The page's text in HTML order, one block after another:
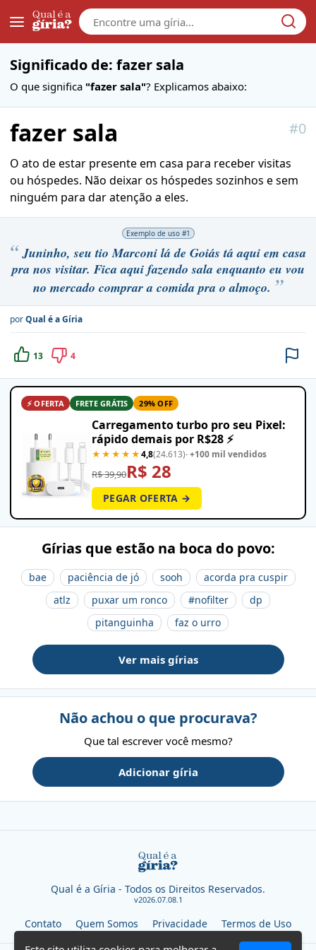
Galera
Significado de: fazer sala
O que significa "fazer sala"? Explicamos abaixo:
#0
fazer sala
O ato de estar presente em casa para receber visitas
ou hóspedes. Não deixar os hóspedes sozinhos e sem
ninguém para dar atenção a eles.
Exemplo de uso #1
Juninho, seu tio Marconi lá de Goiás tá aqui em casa
pra nos visitar. Fica aqui fazendo sala enquanto eu vou
no mercado comprar a comida pra o almoço.
porQual é a Gíria
13 4
⚡ OFERTA FRETE GRÁTIS 29% OFF
Carregamento turbo pro seu Pixel:
rápido demais por R$28 ⚡
★★★★★4,8(24.613)· +100 mil vendidos
R$ 39,90R$ 28
PEGAR OFERTA →
Gírias que estão na boca do povo:
bae paciência de jó sooh
acorda pra cuspir
atlz
puxar um ronco #nofilter
dp
pitanguinha
faz o urro
Ver mais gírias
Não achou o que procurava?
Que tal escrever você mesmo?
Adicionar gíria
Qual é a Gíria - Todos os Direitos Reservados.
v2026.07.08.1
Contato Quem Somos Privacidade Termos de Uso